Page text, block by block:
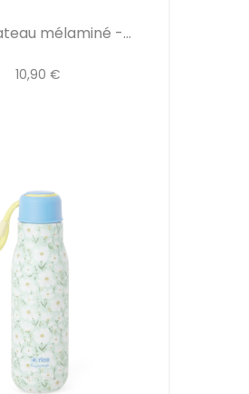
mélaminé -...
10,90 €